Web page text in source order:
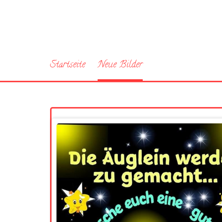
Startseite Neue Bilder